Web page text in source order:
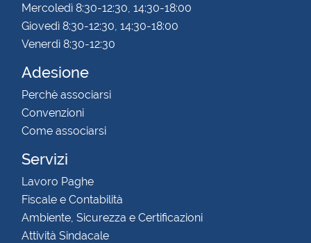
Mercoledì 8:30-12:30, 14:30-18:00
Giovedì 8:30-12:30, 14:30-18:00
Venerdì 8:30-12:30
Adesione
Perchè associarsi
Convenzioni
Come associarsi
Servizi
Lavoro Paghe
Fiscale e Contabilità
Ambiente, Sicurezza e Certificazioni
Attività Sindacale